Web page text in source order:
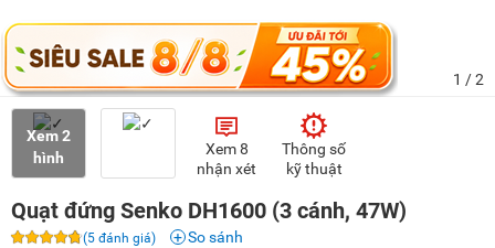
1 / 2
Xem 2
hình
Xem 8
nhận xét
Thông số
kỹ thuật
Quạt đứng Senko DH1600 (3 cánh, 47W)
(5 đánh giá) So sánh